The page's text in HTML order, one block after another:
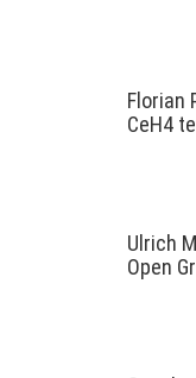
Florian
CeH4
Ulrich
Open